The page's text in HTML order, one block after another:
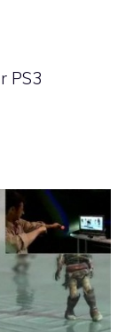
PS3